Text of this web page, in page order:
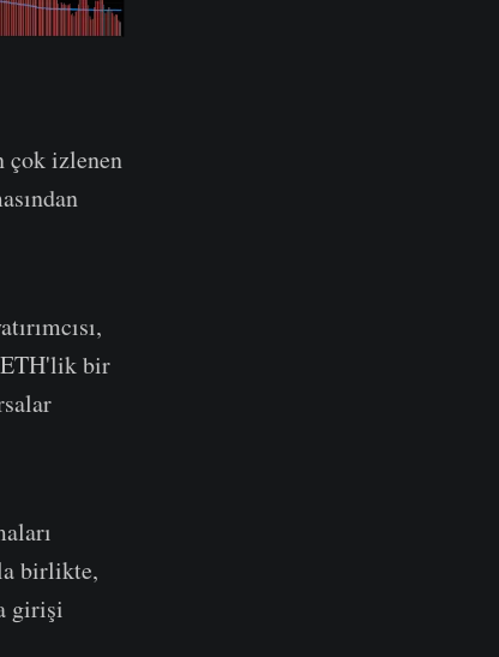
çok izlenen
ETH'lik bir
birlikte,
girişi